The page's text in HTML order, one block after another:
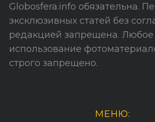
Globosfera.info обязательна.
эксклюзивных статей без
редакцией запрещена. Любое
использование
строго запрещено.
МЕНЮ: